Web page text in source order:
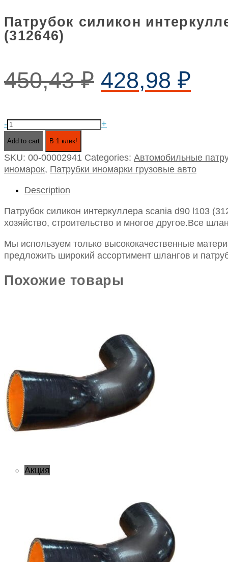
Патрубок силикон
(312646)
450,43₽ 428,98 ₽
Патрубок
scania
d90
(312646)
quantity
- +
Add to cart В 1 клик!
SKU: 00-00002941 Categories: Автомобильные
иномарок, Патрубки иномарки грузовые авто
Description
Патрубок силикон интеркуллера scania d90 l103
хозяйство, строительство и многое другое.Все
Мы используем только высококачественные
предложить широкий ассортимент шлангов и
Похожие товары
Акция